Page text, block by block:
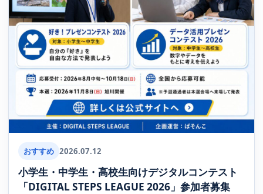
おすすめ 2026.07.12
小学生・中学生・高校生向けデジタルコンテスト
「DIGITAL STEPS LEAGUE 2026」参加者募集